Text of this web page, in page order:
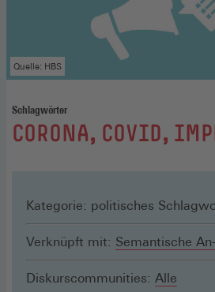
Quelle: HBS
Schlagwörter
:
CORONA, COVID,
Kategorie: politisches
Verknüpft mit: Semantische
Diskurscommunities: Alle